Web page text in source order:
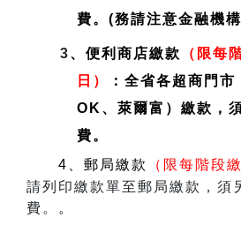
費。(務請注意金融機
3、便利商店繳款
（限每
日）
：全省各超商門
OK、萊爾富）繳款，
費。
4、郵局繳款
（限每階段
請列印繳款單至郵局繳款，須
費。
。